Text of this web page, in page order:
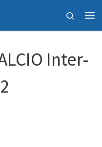
Search
Inter-